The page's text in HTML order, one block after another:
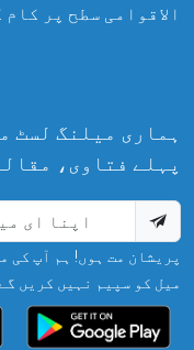
الاقوامی سطح پر کام
ہماری میلنگ لسٹ
پہلے فتاوی،
پریشان مت ہوں! ہم آپ کی
میل کو سپیم نہیں کریں